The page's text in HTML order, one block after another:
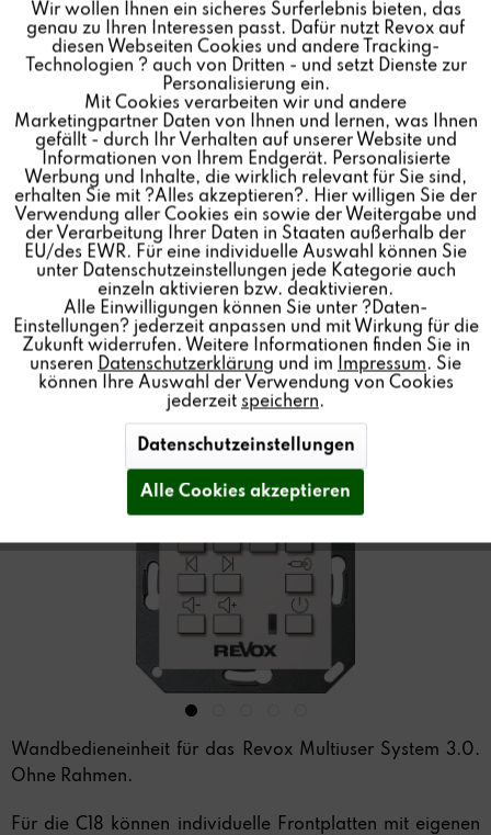
C18 MULTIUSER WALL
CONTROL
Farbe:
Wandbedieneinheit für das Revox Multiuser System 3.0
Händler finden
Wandbedieneinheit für das Revox Multiuser System 3.0.
Ohne Rahmen.
Für die C18 können individuelle Frontplatten mit eigenen
Marketing Inaktiv
Tracking Inaktiv
Personalisierung Inaktiv
Service Inaktiv
Wir wollen Ihnen ein sicheres Surferlebnis bieten, das
genau zu Ihren Interessen passt. Dafür nutzt Revox auf
diesen Webseiten Cookies und andere Tracking-
Technologien ? auch von Dritten - und setzt Dienste zur
Personalisierung ein.
Mit Cookies verarbeiten wir und andere
Marketingpartner Daten von Ihnen und lernen, was Ihnen
gefällt - durch Ihr Verhalten auf unserer Website und
Informationen von Ihrem Endgerät. Personalisierte
Werbung und Inhalte, die wirklich relevant für Sie sind,
erhalten Sie mit ?Alles akzeptieren?. Hier willigen Sie der
Verwendung aller Cookies ein sowie der Weitergabe und
der Verarbeitung Ihrer Daten in Staaten außerhalb der
EU/des EWR. Für eine individuelle Auswahl können Sie
unter Datenschutzeinstellungen jede Kategorie auch
einzeln aktivieren bzw. deaktivieren.
Alle Einwilligungen können Sie unter ?Daten-
Einstellungen? jederzeit anpassen und mit Wirkung für die
Zukunft widerrufen. Weitere Informationen finden Sie in
unseren Datenschutzerklärung und im Impressum. Sie
können Ihre Auswahl der Verwendung von Cookies
jederzeit speichern.
Datenschutzeinstellungen
Alle Cookies akzeptieren